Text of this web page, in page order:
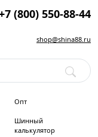
(800) 550-88-44
shop@shina88.ru
Опт
Шинный
калькулятор